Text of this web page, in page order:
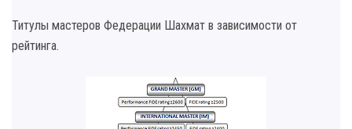
Титулы мастеров Федерации Шахмат в зависимости от
рейтинга.